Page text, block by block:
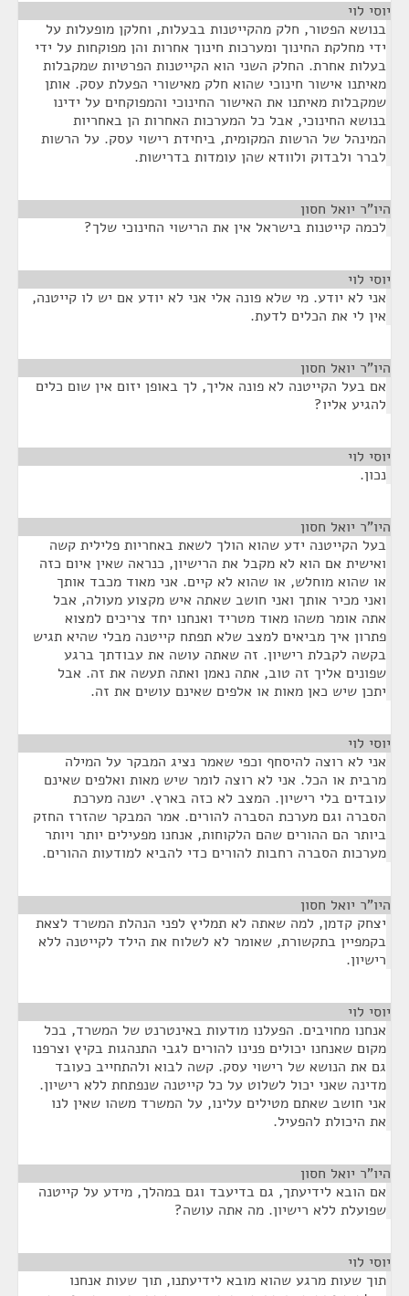
יוסי לוי
בנושא הפטור, חלק מהקייטנות בבעלות, וחלקן מופעלות על
ידי מחלקת החינוך ומערכות חינוך אחרות והן מפוקחות על ידי
בעלות אחרת. החלק השני הוא הקייטנות הפרטיות שמקבלות
מאיתנו אישור חינוכי שהוא חלק מאישורי הפעלת עסק. אותן
שמקבלות מאיתנו את האישור החינוכי והמפוקחים על ידינו
בנושא החינוכי, אבל כל המערכות האחרות הן באחריות
המינהל של הרשות המקומית, ביחידת רישוי עסק. על הרשות
לברר ולבדוק ולוודא שהן עומדות בדרישות.
היו"ר יואל חסון
לכמה קייטנות בישראל אין את הרישוי החינוכי שלך?
יוסי לוי
אני לא יודע. מי שלא פונה אלי אני לא יודע אם יש לו קייטנה,
אין לי את הכלים לדעת.
היו"ר יואל חסון
אם בעל הקייטנה לא פונה אליך, לך באופן יזום אין שום כלים
להגיע אליו?
יוסי לוי
נכון.
היו"ר יואל חסון
בעל הקייטנה ידע שהוא הולך לשאת באחריות פלילית קשה
ואישית אם הוא לא מקבל את הרישיון, כנראה שאין איום כזה
או שהוא מוחלש, או שהוא לא קיים. אני מאוד מכבד אותך
ואני מכיר אותך ואני חושב שאתה איש מקצוע מעולה, אבל
אתה אומר משהו מאוד מטריד ואנחנו יחד צריכים למצוא
פתרון איך מביאים למצב שלא תפתח קייטנה מבלי שהיא תגיש
בקשה לקבלת רישיון. זה שאתה עושה את עבודתך ברגע
שפונים אליך זה טוב, אתה נאמן ואתה תעשה את זה. אבל
יתכן שיש כאן מאות או אלפים שאינם עושים את זה.
יוסי לוי
אני לא רוצה להיסחף וכפי שאמר נציג המבקר על המילה
מרבית או הכל. אני לא רוצה לומר שיש מאות ואלפים שאינם
עובדים בלי רישיון. המצב לא כזה בארץ. ישנה מערכת
הסברה וגם מערכת הסברה להורים. אמר המבקר שהזרז החזק
ביותר הם ההורים שהם הלקוחות, אנחנו מפעילים יותר ויותר
מערכות הסברה רחבות להורים כדי להביא למודעות ההורים.
היו"ר יואל חסון
יצחק קדמן, למה שאתה לא תמליץ לפני הנהלת המשרד לצאת
בקמפיין בתקשורת, שאומר לא לשלוח את הילד לקייטנה ללא
רישיון.
יוסי לוי
אנחנו מחויבים. הפעלנו מודעות באינטרנט של המשרד, בכל
מקום שאנחנו יכולים פנינו להורים לגבי התנהגות בקיץ וצרפנו
גם את הנושא של רישוי עסק. קשה לבוא ולהתחייב כעובד
מדינה שאני יכול לשלוט על כל קייטנה שנפתחת ללא רישיון.
אני חושב שאתם מטילים עלינו, על המשרד משהו שאין לנו
את היכולת להפעיל.
היו"ר יואל חסון
אם הובא לידיעתך, גם בדיעבד וגם במהלך, מידע על קייטנה
שפועלת ללא רישיון. מה אתה עושה?
יוסי לוי
תוך שעות מרגע שהוא מובא לידיעתנו, תוך שעות אנחנו